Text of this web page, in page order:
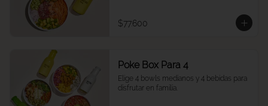
$77.600
Poke Box Para 4
Elige 4 bowls medianos y 4 bebidas para
disfrutar en familia.